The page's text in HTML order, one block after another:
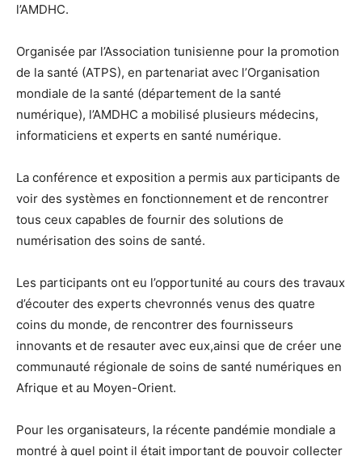
l’AMDHC.
Organisée par l’Association tunisienne pour la promotion
de la santé (ATPS), en partenariat avec l’Organisation
mondiale de la santé (département de la santé
numérique), l’AMDHC a mobilisé plusieurs médecins,
informaticiens et experts en santé numérique.
La conférence et exposition a permis aux participants de
voir des systèmes en fonctionnement et de rencontrer
tous ceux capables de fournir des solutions de
numérisation des soins de santé.
Les participants ont eu l’opportunité au cours des travaux
d’écouter des experts chevronnés venus des quatre
coins du monde, de rencontrer des fournisseurs
innovants et de resauter avec eux,ainsi que de créer une
communauté régionale de soins de santé numériques en
Afrique et au Moyen-Orient.
Pour les organisateurs, la récente pandémie mondiale a
montré à quel point il était important de pouvoir collecter